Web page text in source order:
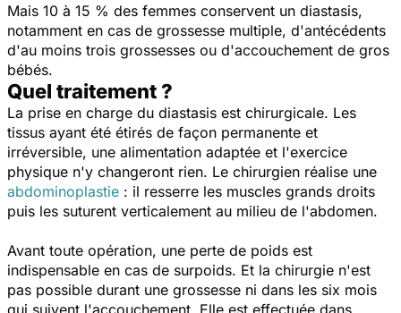
Mais 10 à 15 % des femmes conservent un diastasis,
notamment en cas de grossesse multiple, d'antécédents
d'au moins trois grossesses ou d'accouchement de gros
bébés.
Quel traitement ?
La prise en charge du diastasis est chirurgicale. Les
tissus ayant été étirés de façon permanente et
irréversible, une alimentation adaptée et l'exercice
physique n'y changeront rien. Le chirurgien réalise une
abdominoplastie : il resserre les muscles grands droits
puis les suturent verticalement au milieu de l'abdomen.
Avant toute opération, une perte de poids est
indispensable en cas de surpoids. Et la chirurgie n'est
pas possible durant une grossesse ni dans les six mois
qui suivent l'accouchement. Elle est effectuée dans